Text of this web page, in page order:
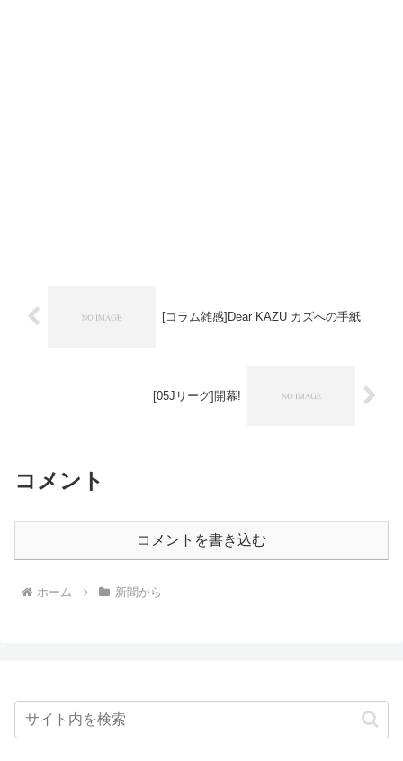
[コラム雑感]Dear KAZU カズへの手紙
[05Jリーグ]開幕!
コメント
コメントを書き込む
ホーム 新聞から